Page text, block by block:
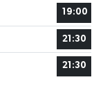
19:00
21:30
21:30